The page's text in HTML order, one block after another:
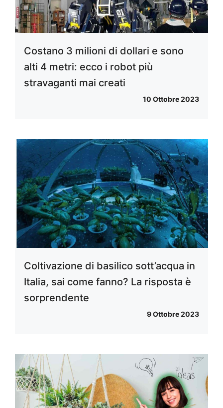
Costano 3 milioni di dollari e sono
alti 4 metri: ecco i robot più
stravaganti mai creati
10 Ottobre 2023
Coltivazione di basilico sott’acqua in
Italia, sai come fanno? La risposta è
sorprendente
9 Ottobre 2023